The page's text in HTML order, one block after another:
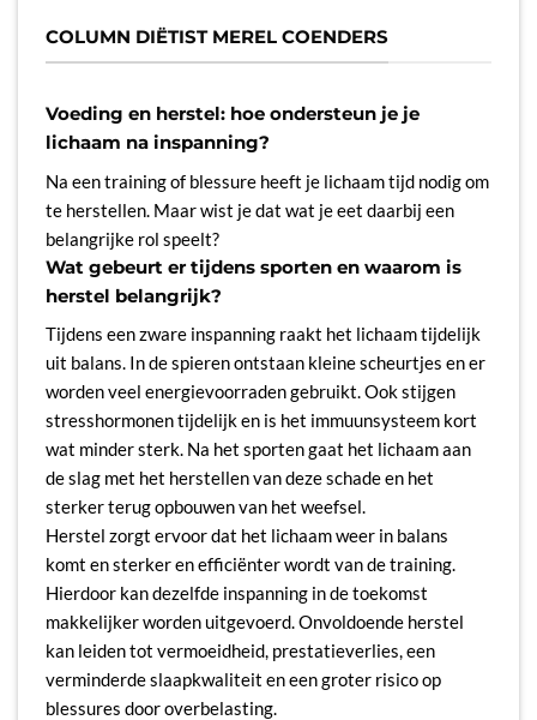
COLUMN DIËTIST MEREL COENDERS
Voeding en herstel: hoe ondersteun je je
lichaam na inspanning?
Na een training of blessure heeft je lichaam tijd nodig om
te herstellen. Maar wist je dat wat je eet daarbij een
belangrijke rol speelt?
Wat gebeurt er tijdens sporten en waarom is
herstel belangrijk?
Tijdens een zware inspanning raakt het lichaam tijdelijk
uit balans. In de spieren ontstaan kleine scheurtjes en er
worden veel energievoorraden gebruikt. Ook stijgen
stresshormonen tijdelijk en is het immuunsysteem kort
wat minder sterk. Na het sporten gaat het lichaam aan
de slag met het herstellen van deze schade en het
sterker terug opbouwen van het weefsel.
Herstel zorgt ervoor dat het lichaam weer in balans
komt en sterker en efficiënter wordt van de training.
Hierdoor kan dezelfde inspanning in de toekomst
makkelijker worden uitgevoerd. Onvoldoende herstel
kan leiden tot vermoeidheid, prestatieverlies, een
verminderde slaapkwaliteit en een groter risico op
blessures door overbelasting.